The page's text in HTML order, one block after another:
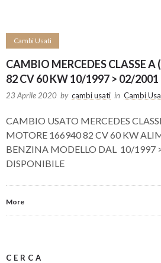
Cambi Usati
CAMBIO MERCEDES CLASSE
82 CV 60 KW 10/1997 > 02/2001
23 Aprile 2020 by cambi usati in Cambi
CAMBIO USATO MERCEDES
MOTORE 166940 82 CV 60 KW
BENZINA MODELLO DAL 10/1997
DISPONIBILE
More
CERCA